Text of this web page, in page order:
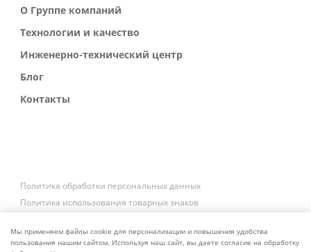
О Группе компаний
Технологии и качество
Инженерно-технический центр
Блог
Контакты
Политика обработки персональных данных
Политика использования товарных знаков
Мы применяем файлы cookie для персонализации и повышения удобства
пользования нашим сайтом. Используя наш сайт, вы даете согласие на обработку